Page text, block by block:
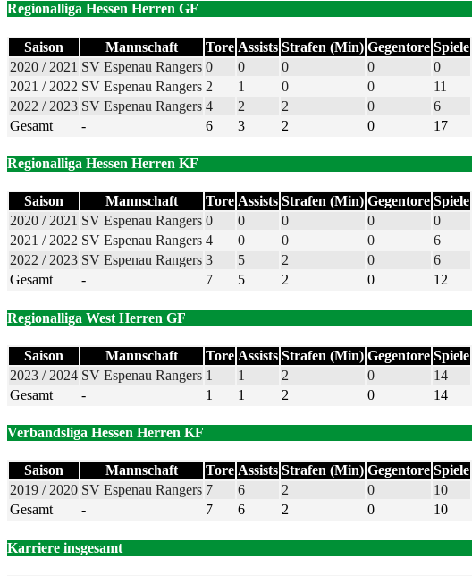
Regionalliga Hessen Herren GF
Saison Mannschaft Tore Assists Strafen (Min) Gegentore Spiele
2020 / 2021 SV Espenau Rangers 0 0 0 0 0
2021 / 2022 SV Espenau Rangers 2 1 0 0 11
2022 / 2023 SV Espenau Rangers 4 2 2 0 6
Gesamt
- 6 3 2 0 17
Regionalliga Hessen Herren KF
Saison Mannschaft Tore Assists Strafen (Min) Gegentore Spiele
2020 / 2021 SV Espenau Rangers 0 0 0 0 0
2021 / 2022 SV Espenau Rangers 4 0 0 0 6
2022 / 2023 SV Espenau Rangers 3 5 2 0 6
Gesamt
- 7 5 2 0 12
Regionalliga West Herren GF
Saison Mannschaft Tore Assists Strafen (Min) Gegentore Spiele
2023 / 2024 SV Espenau Rangers 1 1 2 0 14
Gesamt
- 1 1 2 0 14
Verbandsliga Hessen Herren KF
Saison Mannschaft Tore Assists Strafen (Min) Gegentore Spiele
2019 / 2020 SV Espenau Rangers 7 6 2 0 10
Gesamt
- 7 6 2 0 10
Karriere insgesamt